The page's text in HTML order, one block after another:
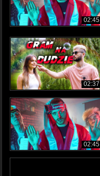
02:45
02:37
02:45